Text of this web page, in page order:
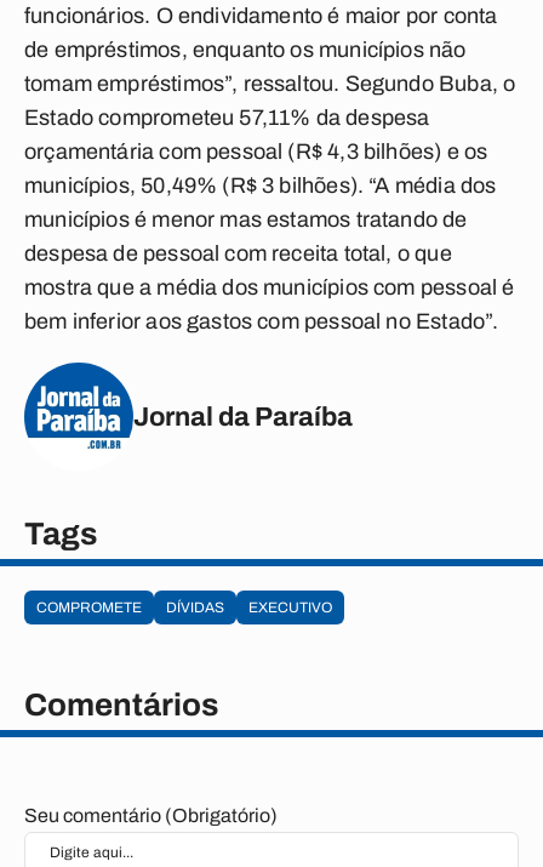
funcionários. O endividamento é maior por conta
de empréstimos, enquanto os municípios não
tomam empréstimos”, ressaltou. Segundo Buba, o
Estado comprometeu 57,11% da despesa
orçamentária com pessoal (R$ 4,3 bilhões) e os
municípios, 50,49% (R$ 3 bilhões). “A média dos
municípios é menor mas estamos tratando de
despesa de pessoal com receita total, o que
mostra que a média dos municípios com pessoal é
bem inferior aos gastos com pessoal no Estado”.
Jornal da Paraíba
Tags
COMPROMETE DÍVIDAS EXECUTIVO
Comentários
Seu comentário (Obrigatório)